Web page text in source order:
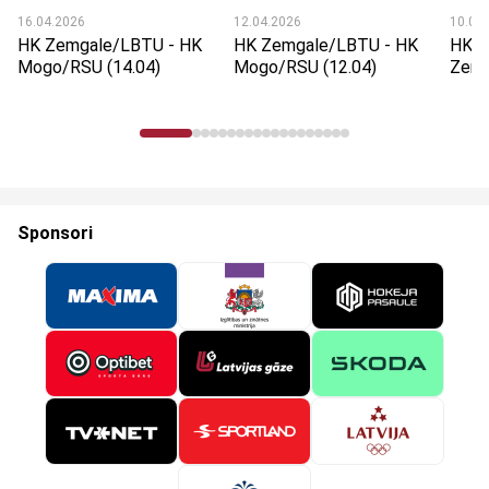
16.04.2026
HK Zemgale/LBTU - HK
Mogo/RSU (14.04)
12.04.2026
HK Zemgale/LBTU - HK
Mogo/RSU (12.04)
HK
Sponsori